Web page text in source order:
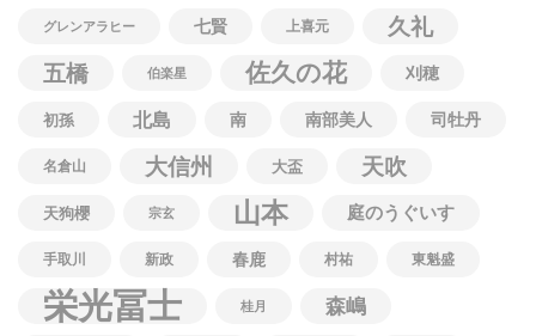
グレンアラヒー 七賢 上喜元
久礼
五橋
伯楽星 佐久の花 刈穂
初孫 北島 南 南部美人 司牡丹
名倉山 大信州 大盃 天吹
天狗櫻 宗玄 山本 庭のうぐいす
手取川 新政 春鹿 村祐 東魁盛
栄光冨士 桂月 森嶋